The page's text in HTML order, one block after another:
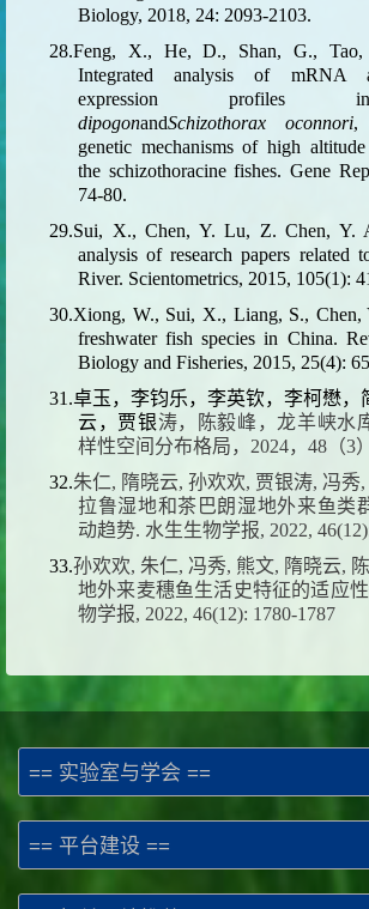
Biology, 2018, 24: 2093-2103.
28.Feng, X., He, D., Shan, G.,
Integrated analysis of mRNA
expression profiles in
dipogonandSchizothorax oconnori,
genetic mechanisms of high
the schizothoracine fishes. Gene
74-80.
29.Sui, X., Chen, Y. Lu, Z. Chen, Y.
analysis of research papers related
River. Scientometrics, 2015, 105(1):
30.Xiong, W., Sui, X., Liang, S., Chen,
freshwater fish species in China.
Biology and Fisheries, 2015, 25(4):
31.卓玉，李钧乐，李英钦，李柯懋，
云，贾银涛，陈毅峰，龙羊峡水
样性空间分布格局，2024，48（3
32.朱仁, 隋晓云, 孙欢欢, 贾银涛, 冯秀
拉鲁湿地和茶巴朗湿地外来鱼类
动趋势. 水生生物学报, 2022,
33.孙欢欢, 朱仁, 冯秀, 熊文, 隋晓云,
地外来麦穗鱼生活史特征的适应
物学报, 2022, 46(12): 1780-1787
== 实验室与学会 ==
== 平台建设 ==